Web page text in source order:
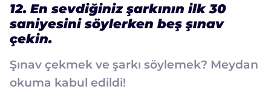
12. En sevdiğiniz şarkının ilk 30
saniyesini söylerken beş şınav
çekin.
Şınav çekmek ve şarkı söylemek? Meydan
okuma kabul edildi!